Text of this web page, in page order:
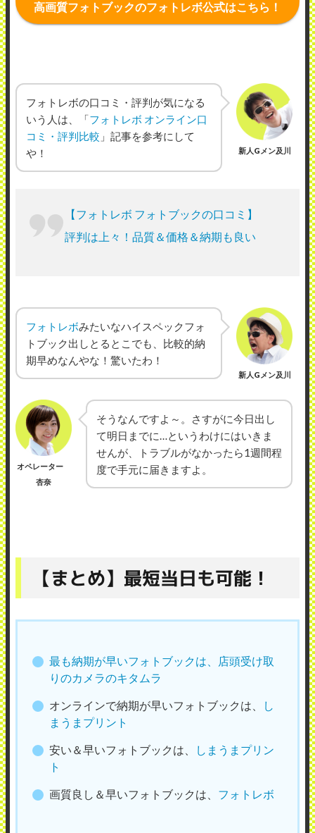
高画質フォトブックのフォトレボ公式はこちら！
フォトレボの口コミ・評判が気になる
いう人は、「フォトレボ オンライン口
コミ・評判比較 」記事を参考にして
や！
新人Gメン及川
【フォトレボ フォトブックの口コミ】
評判は上々！品質＆価格＆納期も良い
フォトレボみたいなハイスペックフォ
トブック出しとるとこでも、比較的納
期早めなんやな！驚いたわ！
新人Gメン及川
オペレーター
杏奈
そうなんですよ～。さすがに今日出し
て明日までに…というわけにはいきま
せんが、トラブルがなかったら1週間程
度で手元に届きますよ。
【まとめ】最短当日も可能！
最も納期が早いフォトブックは、店頭受け取
りのカメラのキタムラ
オンラインで納期が早いフォトブックは、
し
まうまプリント
安い＆早いフォトブックは、
しまうまプリン
ト
画質良し＆早いフォトブックは、 フォトレボ